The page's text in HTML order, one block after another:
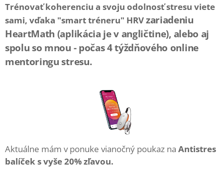
Trénovať koherenciu a svoju odolnosť stresu viete
sami, vďaka "smart tréneru" HRVzariadeniu
HeartMath (aplikácia je v angličtine), alebo aj
spolu so mnou - počas 4 týždňového online
mentoringu stresu.
Aktuálne mám v ponuke vianočný poukaz na Antistres
balíček s vyše 20% zľavou.